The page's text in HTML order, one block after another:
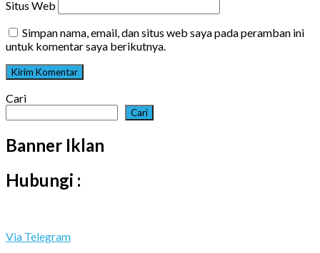
Situs Web
Simpan nama, email, dan situs web saya pada peramban ini
untuk komentar saya berikutnya.
Cari
Cari
Banner Iklan
Hubungi :
Via Telegram